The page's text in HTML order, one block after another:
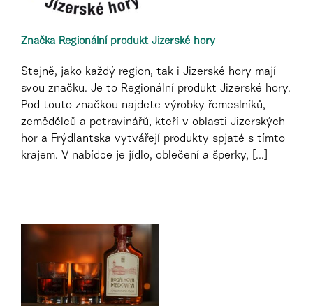
Značka Regionální produkt Jizerské hory
Stejně, jako každý region, tak i Jizerské hory mají
svou značku. Je to Regionální produkt Jizerské hory.
Pod touto značkou najdete výrobky řemeslníků,
zemědělců a potravinářů, kteří v oblasti Jizerských
hor a Frýdlantska vytvářejí produkty spjaté s tímto
krajem. V nabídce je jídlo, oblečení a šperky, [...]